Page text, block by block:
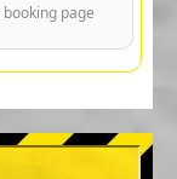
page